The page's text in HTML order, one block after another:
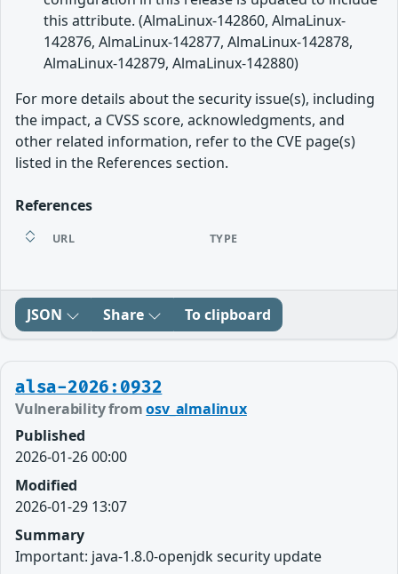
this attribute. (AlmaLinux-142860, AlmaLinux-
142876, AlmaLinux-142877, AlmaLinux-142878,
AlmaLinux-142879, AlmaLinux-142880)
For more details about the security issue(s), including
the impact, a CVSS score, acknowledgments, and
other related information, refer to the CVE page(s)
listed in the References section.
References
URL TYPE
JSON Share To clipboard
alsa-2026:0932
Vulnerability fromosv_almalinux
Published
2026-01-26 00:00
Modified
2026-01-29 13:07
Summary
Important: java-1.8.0-openjdk security update